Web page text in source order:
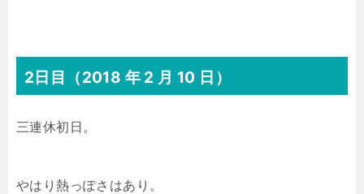
2日目（2018 年 2 月 10 日）
三連休初日。
やはり熱っぽさはあり。